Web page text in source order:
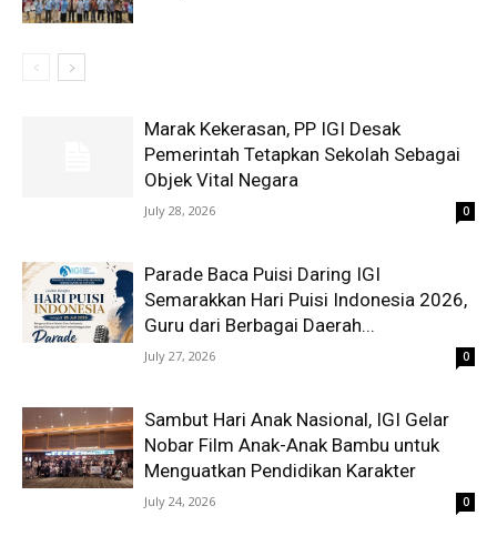
Marak Kekerasan, PP IGI Desak
Pemerintah Tetapkan Sekolah Sebagai
Objek Vital Negara
July 28, 2026 0
Parade Baca Puisi Daring IGI
Semarakkan Hari Puisi Indonesia 2026,
Guru dari Berbagai Daerah...
July 27, 2026 0
Sambut Hari Anak Nasional, IGI Gelar
Nobar Film Anak-Anak Bambu untuk
Menguatkan Pendidikan Karakter
July 24, 2026 0